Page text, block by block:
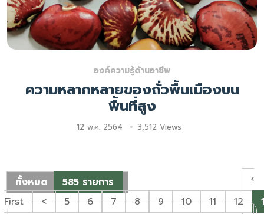
องค์ความรู้ด้านอาชีพ
ความหลากหลายของถั่วพื้นเมืองบน
พื้นที่สูง
12 พ.ค. 2564 3,512 Views
ทั้งหมด 585 รายการ
‹
First
< 5 6 7 8 9 10 11 12